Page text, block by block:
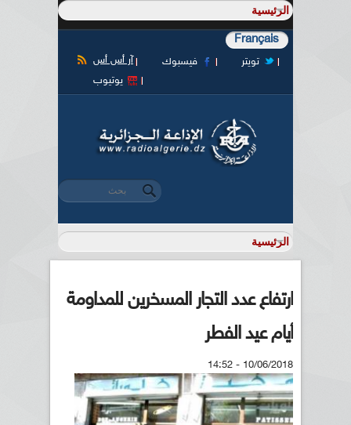
Français
آر أس أس فيسبوك
تويتر
يوتيوب
استمارة البحث
‏بحث ‏
ارتفاع عدد التجار المسخرين للمداومة
أيام عيد الفطر
10/06/2018 - 14:52